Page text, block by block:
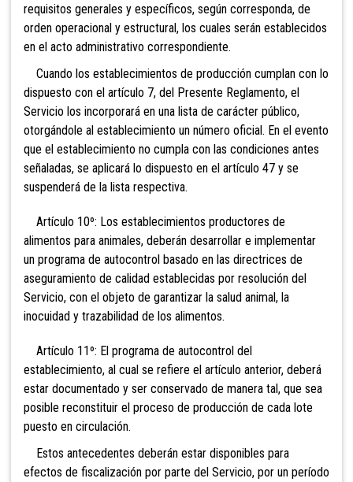
requisitos generales y específicos, según corresponda, de
orden operacional y estructural, los cuales serán establecidos
en el acto administrativo correspondiente.
Cuando los establecimientos de producción cumplan con lo
dispuesto con el artículo 7, del Presente Reglamento, el
Servicio los incorporará en una lista de carácter público,
otorgándole al establecimiento un número oficial. En el evento
que el establecimiento no cumpla con las condiciones antes
señaladas, se aplicará lo dispuesto en el artículo 47 y se
suspenderá de la lista respectiva.
Artículo 10º: Los establecimientos productores de
alimentos para animales, deberán desarrollar e implementar
un programa de autocontrol basado en las directrices de
aseguramiento de calidad establecidas por resolución del
Servicio, con el objeto de garantizar la salud animal, la
inocuidad y trazabilidad de los alimentos.
Artículo 11º: El programa de autocontrol del
establecimiento, al cual se refiere el artículo anterior, deberá
estar documentado y ser conservado de manera tal, que sea
posible reconstituir el proceso de producción de cada lote
puesto en circulación.
Estos antecedentes deberán estar disponibles para
efectos de fiscalización por parte del Servicio, por un período